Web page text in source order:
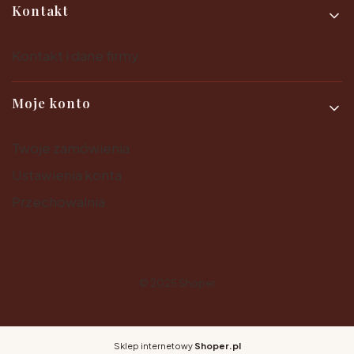
Kontakt
Moje konto
Sklep internetowy Shoper.pl